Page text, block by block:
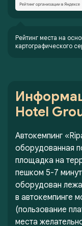
Рейтинг места на
картографического
Hotel
Автокемпинг
оборудованная
площадка на
пешком 5-7
оборудован
в автокемпинге
(пользование
места